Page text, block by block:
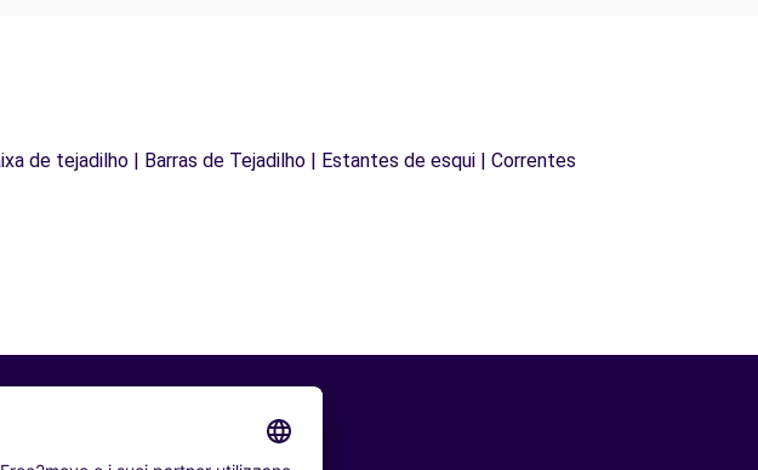
de tejadilho | Barras de Tejadilho | Estantes de esqui | Correntes